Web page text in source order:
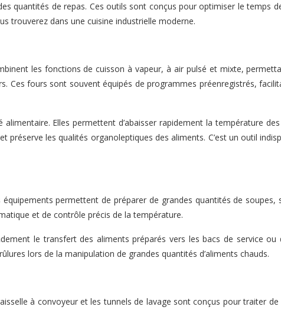
quantités de repas. Ces outils sont conçus pour optimiser le temps
trouverez dans une cuisine industrielle moderne.
les fonctions de cuisson à vapeur, à air pulsé et mixte,
Ces fours sont souvent équipés de programmes préenregistrés,
Elles permettent d’abaisser rapidement la température
préserve les qualités organoleptiques des aliments. C’est un outil
permettent de préparer de grandes quantités de soupes,
et de contrôle précis de la température.
le transfert des aliments préparés vers les bacs de service ou
lors de la manipulation de grandes quantités d’aliments chauds.
à convoyeur et les tunnels de lavage sont conçus pour traiter